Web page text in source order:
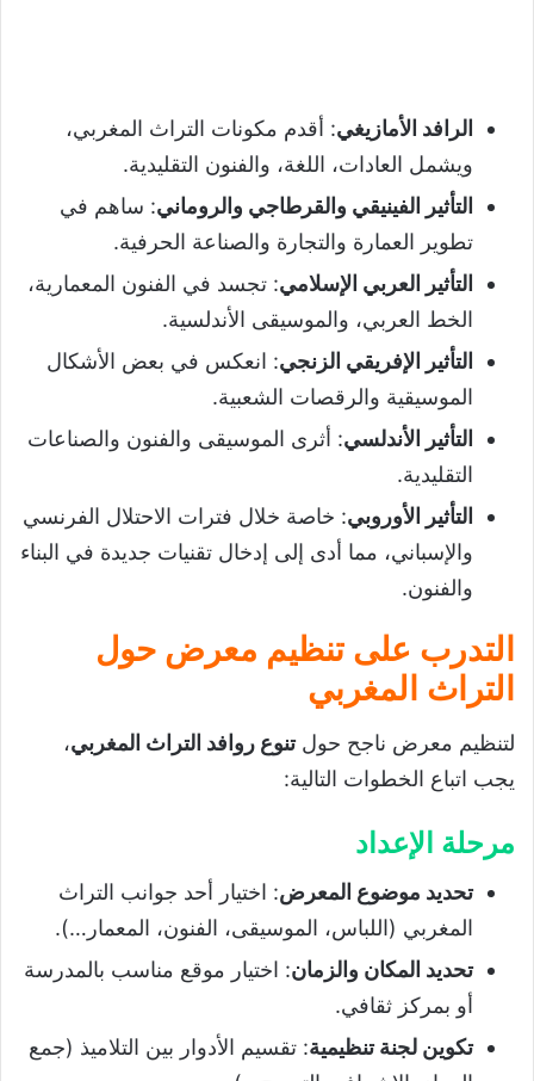
الرافد الأمازيغي: أقدم مكونات التراث المغربي،
ويشمل العادات، اللغة، والفنون التقليدية.
التأثير الفينيقي والقرطاجي والروماني: ساهم في
تطوير العمارة والتجارة والصناعة الحرفية.
التأثير العربي الإسلامي: تجسد في الفنون المعمارية،
الخط العربي، والموسيقى الأندلسية.
التأثير الإفريقي الزنجي: انعكس في بعض الأشكال
الموسيقية والرقصات الشعبية.
التأثير الأندلسي: أثرى الموسيقى والفنون والصناعات
التقليدية.
التأثير الأوروبي: خاصة خلال فترات الاحتلال الفرنسي
والإسباني، مما أدى إلى إدخال تقنيات جديدة في البناء
والفنون.
التدرب على تنظيم معرض حول
التراث المغربي
لتنظيم معرض ناجح حولتنوع روافد التراث المغربي،
يجب اتباع الخطوات التالية:
مرحلة الإعداد
تحديد موضوع المعرض: اختيار أحد جوانب التراث
المغربي (اللباس، الموسيقى، الفنون، المعمار…).
تحديد المكان والزمان: اختيار موقع مناسب بالمدرسة
أو بمركز ثقافي.
تكوين لجنة تنظيمية: تقسيم الأدوار بين التلاميذ (جمع